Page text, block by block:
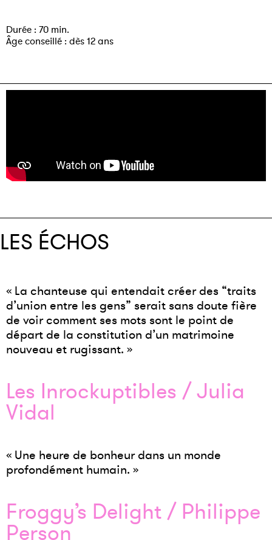
Durée : 70 min.
Âge conseillé : dès 12 ans
LES ÉCHOS
« La chanteuse qui entendait créer des “traits
d’union entre les gens” serait sans doute fière
de voir comment ses mots sont le point de
départ de la constitution d’un matrimoine
nouveau et rugissant. »
Les Inrockuptibles / Julia
Vidal
« Une heure de bonheur dans un monde
profondément humain. »
Froggy’s Delight / Philippe
Person